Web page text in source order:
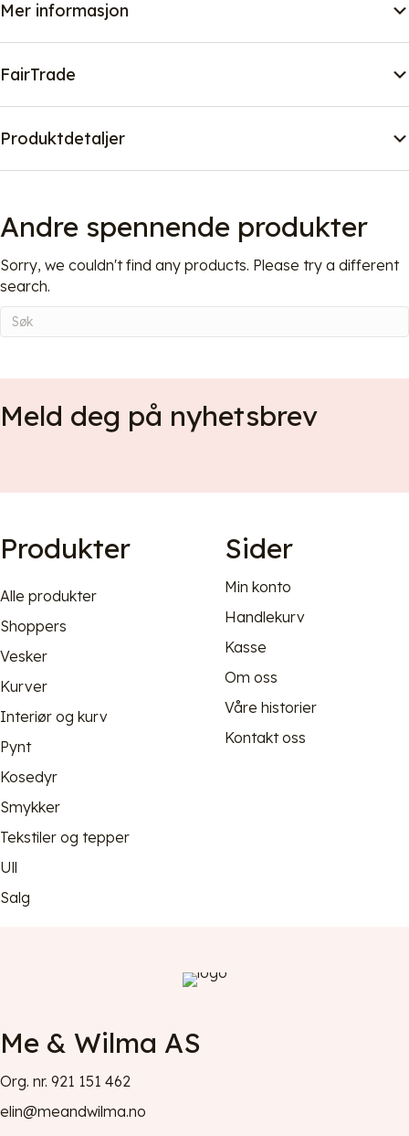
Mer informasjon
FairTrade
Produktdetaljer
Andre spennende produkter
Sorry, we couldn't find any products. Please try a different
search.
Me & Wilma AS
Org. nr. 921 151 462
elin@meandwilma.no
Sider
Min konto
Handlekurv
Kasse
Om oss
Våre historier
Kontakt oss
Produkter
Alle produkter
Shoppers
Vesker
Kurver
Interiør og kurv
Pynt
Kosedyr
Smykker
Tekstiler og tepper
Ull
Salg
Meld deg på nyhetsbrev